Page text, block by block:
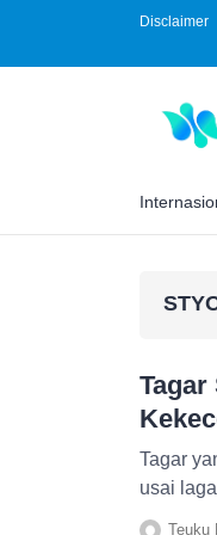
Disclaimer
Tagar
Tagar
usai
Teuku